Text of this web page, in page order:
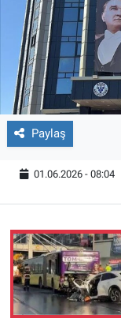
Paylaş
01.06.2026 - 08:04